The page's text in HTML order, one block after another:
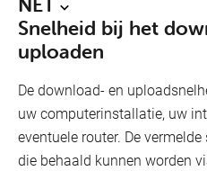
NET
Snelheid bij het
uploaden
De download- en
uw computerinstallatie, uw
eventuele router. De
die behaald kunnen worden